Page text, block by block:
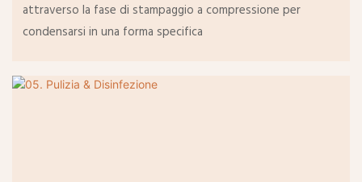
attraverso la fase di stampaggio a compressione per
condensarsi in una forma specifica